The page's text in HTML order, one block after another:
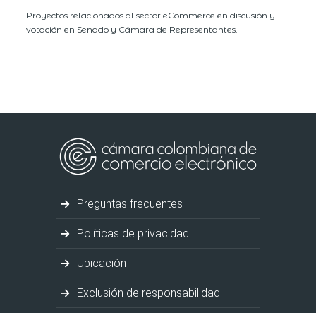
Proyectos relacionados al sector eCommerce en discusión y
votación en Senado y Cámara de Representantes.
Preguntas frecuentes
Políticas de privacidad
Ubicación
Exclusión de responsabilidad